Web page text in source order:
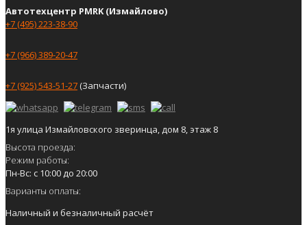
Автотехцентр PMRK (Измайлово)
+7 (495) 223-38-90
+7 (966) 389-20-47
+7 (925) 543-51-27(Запчасти)
1я улица Измайловского зверинца, дом 8, этаж 8
Высота проезда:
Режим работы:
Пн-Вс: с 10:00 до 20:00
Варианты оплаты:
Наличный и безналичный расчёт